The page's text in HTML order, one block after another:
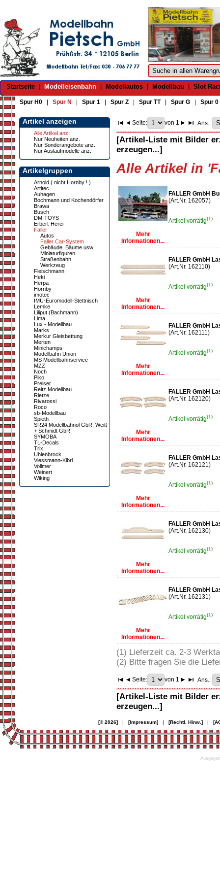
Startseite Modelleisenbahn Modellautos Modellbau Slot
Spur H0 Spur N Spur 1 Spur Z Spur TT| Spur G Spur 0
Artikel anzeigen
Alle Artikel anz.
Nur Neuheiten anz.
Nur Sonderangebote anz.
Nur Auslaufmodelle anz.
Artikelgruppen
Arnold ( nicht Hornby ! )
Artitec
Auhagen
Bochmann und Kochendörfer
Brawa
Busch
DM-TOYS
Erbert-Herei
Faller
Autos
Faller Car-System
Gebäude, Bäume usw
Miniaturfiguren
Straßenbahn
Werkzeug
Fleischmann
Heki
Herpa
Hornby
imotec
IMU-Euromodell-Stettnisch
Lemke
Liliput (Bachmann)
Lima
Lux - Modellbau
Marks
Merkur Gleisbettung
Merten
Minichamps
Modellbahn Union
MS Modellbahnservice
MZZ
Noch
Piko
Preiser
Reitz Modellbau
Rietze
Rivarossi
Roco
sb-Modellbau
Spieth
SR24 Modellbahnöl GbR, Weiß
+ Schmidt GbR
SYMOBA
TL-Decals
Trix
Uhlenbrock
Viessmann-Kibri
Vollmer
Weinert
Wiking
Seite: von 1 Ans.:
[Artikel-Liste mit Bilder
erzeugen...]
Alle Artikel in
Mehr
Informationen...
FALLER GmbH
(Art.Nr. 162057)
Artikel vorrätig(1)
Mehr
Informationen...
FALLER GmbH
(Art.Nr. 162110)
Artikel vorrätig(1)
Mehr
Informationen...
FALLER GmbH
(Art.Nr. 162111)
Artikel vorrätig(1)
Mehr
Informationen...
FALLER GmbH
(Art.Nr. 162120)
Artikel vorrätig(1)
Mehr
Informationen...
FALLER GmbH
(Art.Nr. 162121)
Artikel vorrätig(1)
Mehr
Informationen...
FALLER GmbH
(Art.Nr. 162130)
Artikel vorrätig(1)
Mehr
Informationen...
FALLER GmbH
(Art.Nr. 162131)
Artikel vorrätig(1)
(1) Lieferzeit ca. 2-3
(2) Bitte fragen Sie die
Seite: von 1 Ans.:
[Artikel-Liste mit Bilder
erzeugen...]
[© 2026]| [Impressum]| [Rechtl. Hinw.]|
©